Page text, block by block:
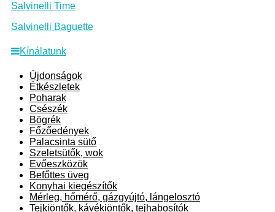
Salvinelli Time
Salvinelli Baguette
Kínálatunk
Újdonságok
Étkészletek
Poharak
Csészék
Bögrék
Főzőedények
Palacsinta sütő
Szeletsütők, wok
Evőeszközök
Befőttes üveg
Konyhai kiegészítők
Mérleg, hőmérő, gázgyújtó, lángelosztó
Tejkiöntők, kávékiöntők, tejhabosítók